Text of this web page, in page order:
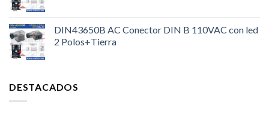
DIN43650B AC Conector DIN B 110VAC con led
2 Polos+Tierra
DESTACADOS